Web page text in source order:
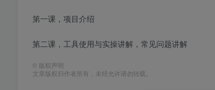
第一课，项目介绍
第二课，工具使用与实操讲解，常见问题讲解
© 版权声明
文章版权归作者所有，未经允许请勿转载。